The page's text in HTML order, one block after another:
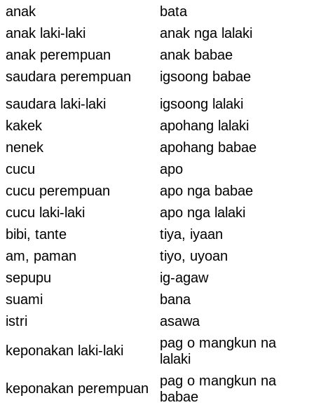
anak
bata
anak laki-laki
anak nga lalaki
anak perempuan
anak babae
saudara perempuan
igsoong babae
saudara laki-laki
igsoong lalaki
kakek
apohang lalaki
nenek
apohang babae
cucu
apo
cucu perempuan
apo nga babae
cucu laki-laki
apo nga lalaki
bibi, tante
tiya, iyaan
am, paman
tiyo, uyoan
sepupu
ig-agaw
suami
bana
istri
asawa
keponakan laki-laki
pag o mangkun na
lalaki
keponakan perempuan
pag o mangkun na
babae